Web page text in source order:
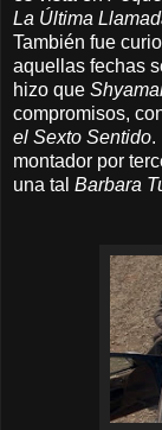
La Última
También fue
aquellas fechas
hizo que
compromisos,
el Sexto Sentido.
montador por
una tal Barbara